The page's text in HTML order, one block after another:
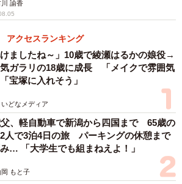
川 諭香
アクセスランキング
けましたね～」10歳で綾瀬はるかの娘役→
ガラリの18歳に成長 「メイクで雰囲気
宝塚に入れそう」
いどなメディア
、軽自動車で新潟から四国まで 65歳の
人で3泊4日の旅 パーキングの休憩まで
… 「大学生でも組まねえよ！」
岡 もと子